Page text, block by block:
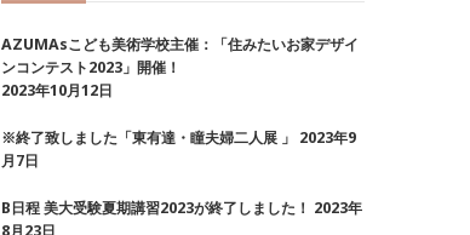
AZUMAsこども美術学校主催：「住みたいお家デザイ
ンコンテスト2023」開催！
2023年10月12日
※終了致しました「東有達・瞳夫婦二人展 」 2023年9
月7日
B日程 美大受験夏期講習2023が終了しました！ 2023年
8月23日